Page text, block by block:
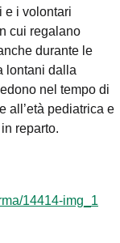
e i volontari
cui regalano
durante le
lontani dalla
nel tempo di
all’età pediatrica e
reparto.